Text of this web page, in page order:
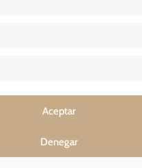
Aceptar
Denegar
GHESSU BATH SL | TODOS LOS
RESERVADOS *